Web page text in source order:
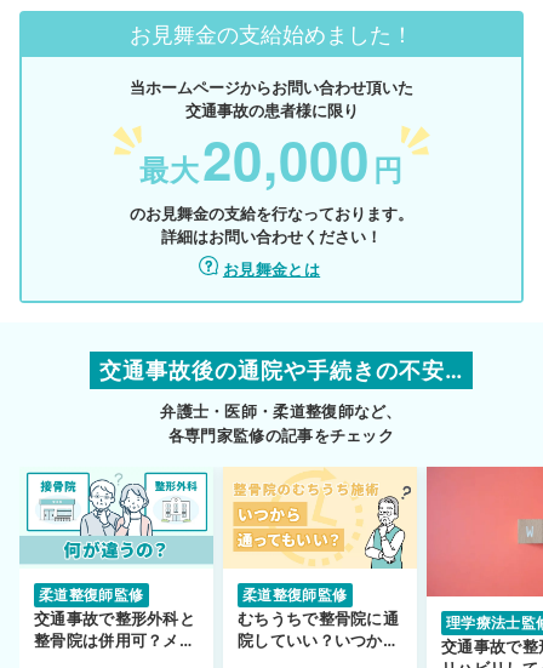
お見舞金の支給始めました！
当ホームページからお問い合わせ頂いた
交通事故の患者様に限り
最大20,000 円
のお見舞金の支給を行なっております。
詳細はお問い合わせください！
お見舞金とは
交通事故後の通院や手続きの不安…
弁護士・医師・柔道整復師など、
各専門家監修の記事をチェック
柔道整復師監修
交通事故で整形外科と
整骨院は併用可？メリ
柔道整復師監修
むちうちで整骨院に通
院していい？いつから
理学療法士監
交通事故で整